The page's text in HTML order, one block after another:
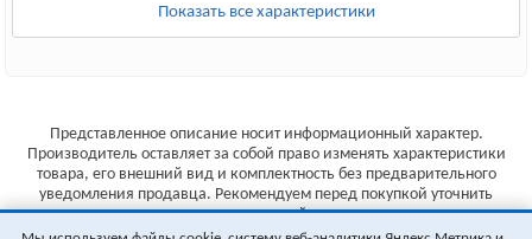
Показать все характеристики
Представленное описание носит информационный характер.
Производитель оставляет за собой право изменять характеристики
товара, его внешний вид и комплектность без предварительного
уведомления продавца. Рекомендуем перед покупкой уточнить
характеристики товара на сайте производителя.